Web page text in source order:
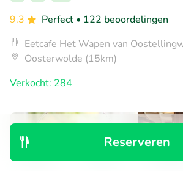
Reserveren
9.3
Perfect • 122 beoordelingen
Eetcafe Het Wapen van
Oosterwolde (15km)
Verkocht: 284